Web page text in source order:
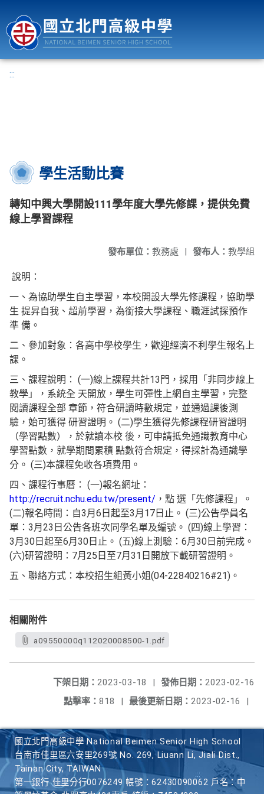
:::
學生活動比賽
轉知中興大學開設111學年度大學先修課，提供免費
線上學習課程
發布人： 教學組
發布單位： 教務處 |
說明：
一、為協助學生自主學習，本校開設大學先修課程，協助學
生 提昇自我、超前學習，為銜接大學課程、職涯試探預作
準 備。
二、參加對象：各高中學校學生，歡迎經濟不利學生報名上
課。
三、課程說明： (一)線上課程共計13門，採用「非同步線上
教學」，系統全 天開放，學生可彈性上網自主學習，完整
閱讀課程全部 章節，符合研讀時數規定，並通過課後測
驗，始可獲得 研習證明。 (二)學生獲得先修課程研習證明
（學習點數），於就讀本校 後，可申請抵免通識教育中心
學習點數，就學期間累積 點數符合規定，得採計為通識學
分。 (三)本課程免收各項費用。
四、課程行事曆： (一)報名網址：
http://recruit.nchu.edu.tw/present/ ，點 選「先修課程」。
(二)報名時間：自3月6日起至3月17日止。 (三)公告學員名
單：3月23日公告各班次同學名單及編號。 (四)線上學習：
3月30日起至6月30日止。 (五)線上測驗：6月30日前完成。
(六)研習證明：7月25日至7月31日開放下載研習證明。
五、聯絡方式：本校招生組黃小姐(04-22840216#21)。
相關附件
a09550000q112020008500-1.pdf
發佈日期： 2023-02-16
下架日期： 2023-03-18
|
最後更新日期： 2023-02-16 |
點擊率： 818 |
國立北門高級中學 National Beimen Senior High School
台南市佳里區六安里269號 No. 269, Liuann Li, Jiali Dist.,
Tainan City, TAIWAN
第一銀行 佳里分行0076249 帳號：62430090062 戶名：中